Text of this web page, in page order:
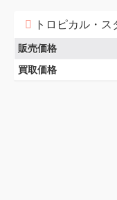
トロピカル・
販売価格
買取価格